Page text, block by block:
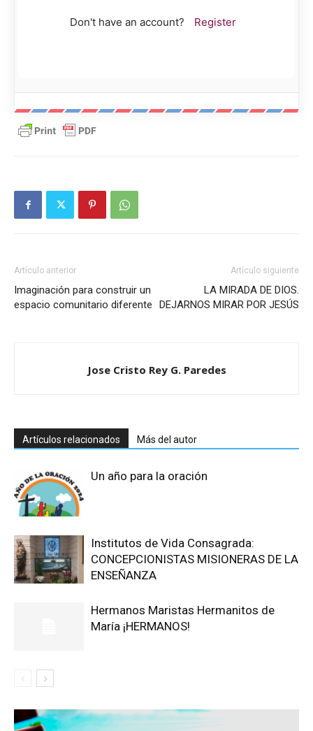
Don't have an account? Register
Artículo anterior
Imaginación para construir un
espacio comunitario diferente
Artículo siguiente
LA MIRADA DE DIOS.
DEJARNOS MIRAR POR JESÚS
Jose Cristo Rey G. Paredes
Artículos relacionados Más del autor
Un año para la oración
Institutos de Vida Consagrada:
CONCEPCIONISTAS MISIONERAS DE LA
ENSEÑANZA
Hermanos Maristas Hermanitos de
María ¡HERMANOS!